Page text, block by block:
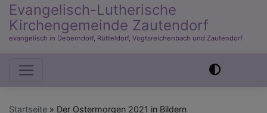
Evangelisch-Lutherische
Kirchengemeinde Zautendorf
evangelisch in Deberndorf, Rütteldorf, Vogtsreichenbach und Zautendorf
Hauptnavigation
Startseite Der Ostermorgen 2021 in Bildern